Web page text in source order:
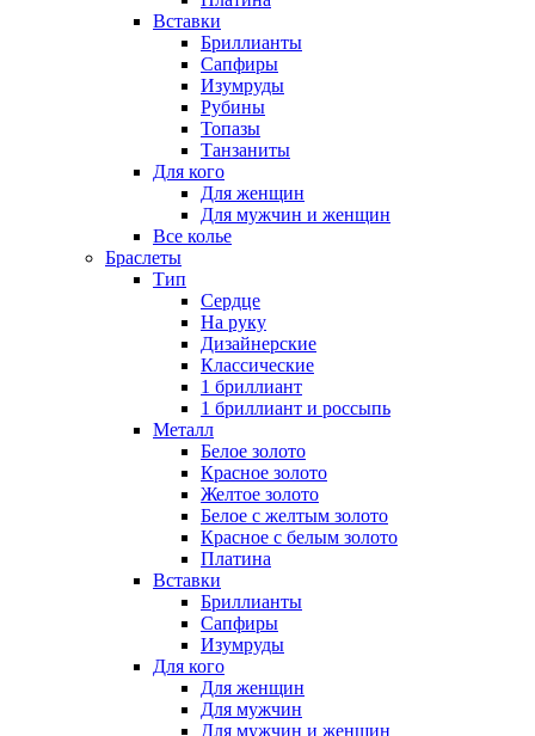
Вставки
Бриллианты
Сапфиры
Изумруды
Рубины
Топазы
Танзаниты
Для кого
Для женщин
Для мужчин и женщин
Все колье
Браслеты
Тип
Сердце
На руку
Дизайнерские
Классические
1 бриллиант
1 бриллиант и россыпь
Металл
Белое золото
Красное золото
Желтое золото
Белое с желтым золото
Красное с белым золото
Платина
Вставки
Бриллианты
Сапфиры
Изумруды
Для кого
Для женщин
Для мужчин
Для мужчин и женщин